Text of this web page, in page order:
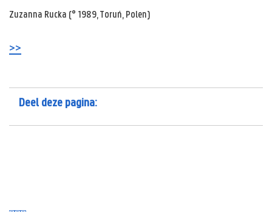
Zuzanna Rucka (° 1989, Toruń, Polen)
>>
Deel deze pagina: